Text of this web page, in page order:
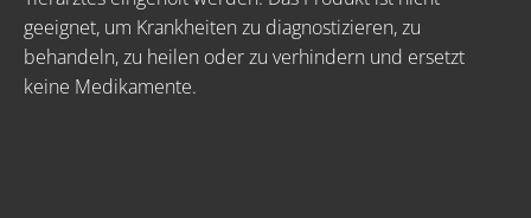
geeignet, um Krankheiten zu diagnostizieren, zu
behandeln, zu heilen oder zu verhindern und ersetzt
keine Medikamente.